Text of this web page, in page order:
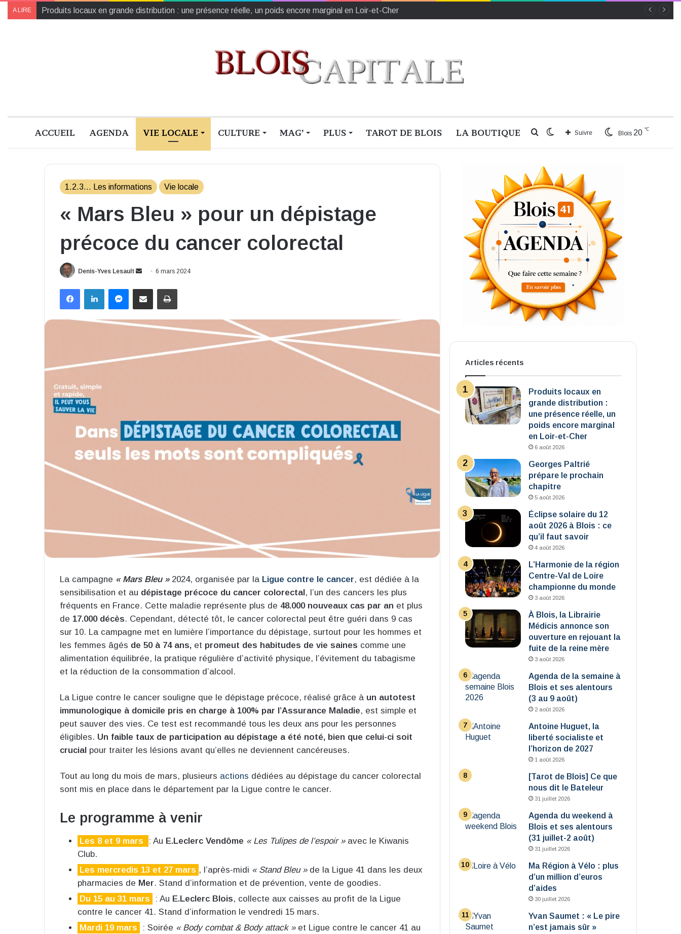
A LIRE Produits locaux en grande distribution : une présence réelle, un poids encore marginal en Loir-et-Cher
ACCUEIL AGENDA VIE LOCALE CULTURE MAG’ PLUS TAROT DE BLOIS LA BOUTIQUE Blois 20 ℃
Suivre
Switch
Rechercher
1.2.3... Les informations Vie locale
« Mars Bleu » pour un dépistage
précoce du cancer colorectal
Denis-Yves Lesault
Envoyer
courriel
6 mars 2024
FacebookLinkedinMessenger
Partager par email Imprimer
La campagne « Mars Bleu »2024, organisée par la Ligue contre le cancer, est dédiée à la
sensibilisation et au dépistage précoce du cancer colorectal , l’un des cancers les plus
fréquents en France. Cette maladie représente plus de 48.000 nouveaux cas par an et plus
de 17.000 décès. Cependant, détecté tôt, le cancer colorectal peut être guéri dans 9 cas
sur 10. La campagne met en lumière l’importance du dépistage, surtout pour les hommes et
les femmes âgés de 50 à 74 ans, et promeut des habitudes de vie saines comme une
alimentation équilibrée, la pratique régulière d’activité physique, l’évitement du tabagisme
et la réduction de la consommation d’alcool​ ​.
La Ligue contre le cancer souligne que le dépistage précoce, réalisé grâce à un autotest
immunologique à domicile pris en charge à 100% par l’Assurance Maladie, est simple et
peut sauver des vies. Ce test est recommandé tous les deux ans pour les personnes
éligibles. Un faible taux de participation au dépistage a été noté, bien que celui-ci soit
crucial pour traiter les lésions avant qu’elles ne deviennent cancéreuses​​.
Tout au long du mois de mars, plusieurs actions dédiées au dépistage du cancer colorectal
sont mis en place dans le département par la Ligue contre le cancer.
Le programme à venir
Les 8 et 9 mars : Au E.Leclerc Vendôme « Les Tulipes de l’espoir »avec le Kiwanis
Club.
Les mercredis 13 et 27 mars , l’après-midi « Stand Bleu »de la Ligue 41 dans les deux
pharmacies de Mer. Stand d’information et de prévention, vente de goodies.
Du 15 au 31 mars
: Au E.Leclerc Blois, collecte aux caisses au profit de la Ligue
contre le cancer 41. Stand d’information le vendredi 15 mars.
Mardi 19 mars
: Soirée « Body combat & Body attack »et Ligue contre le cancer 41 au
Articles récents
Produits locaux en
grande distribution :
une présence réelle, un
poids encore marginal
en Loir-et-Cher
6 août 2026
Georges Paltrié
prépare le prochain
chapitre
5 août 2026
Éclipse solaire du 12
août 2026 à Blois : ce
qu’il faut savoir
4 août 2026
L’Harmonie de la région
Centre-Val de Loire
championne du monde
3 août 2026
À Blois, la Librairie
Médicis annonce son
ouverture en rejouant la
fuite de la reine mère
3 août 2026
Agenda de la semaine à
Blois et ses alentours
(3 au 9 août)
2 août 2026
Antoine Huguet, la
liberté socialiste et
l’horizon de 2027
1 août 2026
[Tarot de Blois] Ce que
nous dit le Bateleur
31 juillet 2026
Agenda du weekend à
Blois et ses alentours
(31 juillet-2 août)
31 juillet 2026
Ma Région à Vélo : plus
d’un million d’euros
d’aides
30 juillet 2026
Yvan Saumet : « Le pire
n’est jamais sûr »